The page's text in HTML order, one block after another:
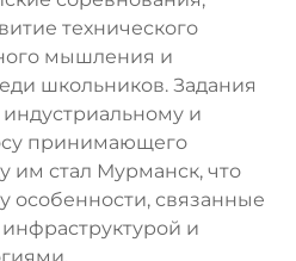
технического
мышления и
школьников. Задания
и
принимающего
им стал Мурманск, что
особенности, связанные
и